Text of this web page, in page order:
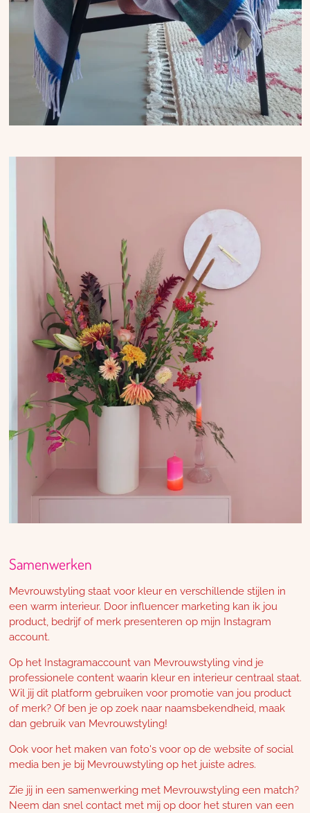
Samenwerken
Mevrouwstyling staat voor kleur en verschillende stijlen in
een warm interieur. Door influencer marketing kan ik jou
product, bedrijf of merk presenteren op mijn Instagram
account.
Op het Instagramaccount van Mevrouwstyling vind je
professionele content waarin kleur en interieur centraal staat.
Wil jij dit platform gebruiken voor promotie van jou product
of merk? Of ben je op zoek naar naamsbekendheid, maak
dan gebruik van Mevrouwstyling!
Ook voor het maken van foto's voor op de website of social
media ben je bij Mevrouwstyling op het juiste adres.
Zie jij in een samenwerking met Mevrouwstyling een match?
Neem dan snel contact met mij op door het sturen van een